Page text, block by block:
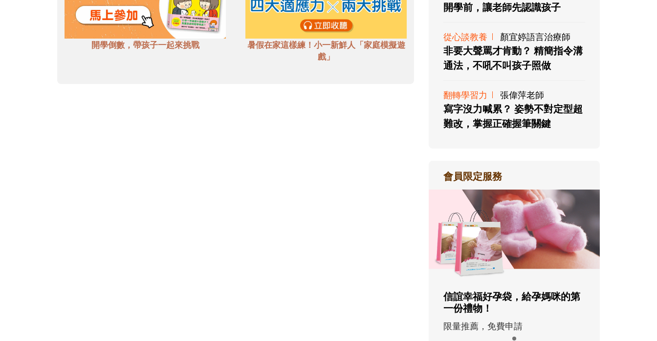
開學倒數，帶孩子一起來挑戰
暑假在家這樣練！小一新鮮人「家庭模擬遊
戲」
開學前，讓老師先認識孩子
從心談教養 顏宜婷語言治療師
非要大聲罵才肯動？ 精簡指令溝
通法，不吼不叫孩子照做
翻轉學習力 張偉萍老師
寫字沒力喊累？ 姿勢不對定型超
難改，掌握正確握筆關鍵
會員限定服務
信誼幸福好孕袋，給孕媽咪的第
一份禮物！
限量推薦，免費申請